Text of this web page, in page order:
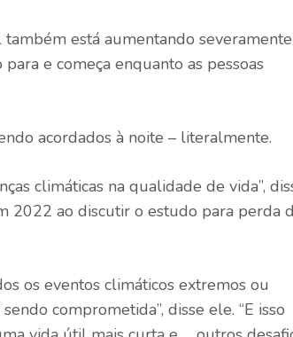
está aumentando
e começa enquanto as pessoas
acordados à noite – literalmente.
climáticas na qualidade de vida”,
2022 ao discutir o estudo para perda
os eventos climáticos extremos ou
comprometida”, disse ele. “E isso